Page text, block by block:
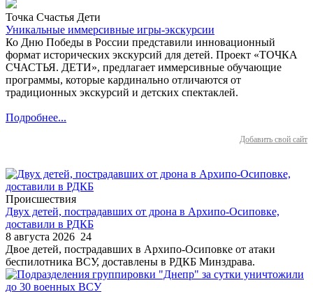
Точка Счастья Дети
Уникальные иммерсивные игры-экскурсии
Ко Дню Победы в России представили инновационный
формат исторических экскурсий для детей. Проект «ТОЧКА
СЧАСТЬЯ. ДЕТИ», предлагает иммерсивные обучающие
программы, которые кардинально отличаются от
традиционных экскурсий и детских спектаклей.
Подробнее...
Добавить свой сайт
Происшествия
Двух детей, пострадавших от дрона в Архипо-Осиповке,
доставили в РДКБ
8 августа 2026 24
Двое детей, пострадавших в Архипо-Осиповке от атаки
беспилотника ВСУ, доставлены в РДКБ Минздрава.